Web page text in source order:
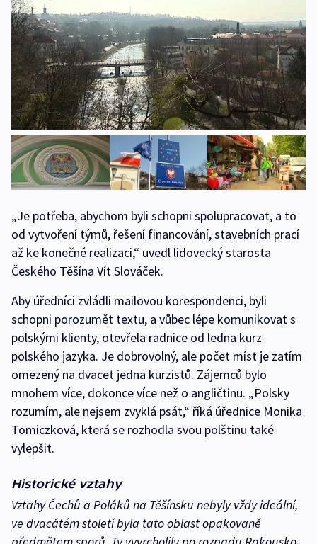
„Je potřeba, abychom byli schopni spolupracovat, a to
od vytvoření týmů, řešení financování, stavebních prací
až ke konečné realizaci,“ uvedl lidovecký starosta
Českého Těšína Vít Slováček.
Aby úředníci zvládli mailovou korespondenci, byli
schopni porozumět textu, a vůbec lépe komunikovat s
polskými klienty, otevřela radnice od ledna kurz
polského jazyka. Je dobrovolný, ale počet míst je zatím
omezený na dvacet jedna kurzistů. Zájemců bylo
mnohem více, dokonce více než o angličtinu. „Polsky
rozumím, ale nejsem zvyklá psát,“ říká úřednice Monika
Tomiczková, která se rozhodla svou polštinu také
vylepšit.
Historické vztahy
Vztahy Čechů a Poláků na Těšínsku nebyly vždy ideální,
ve dvacátém století byla tato oblast opakovaně